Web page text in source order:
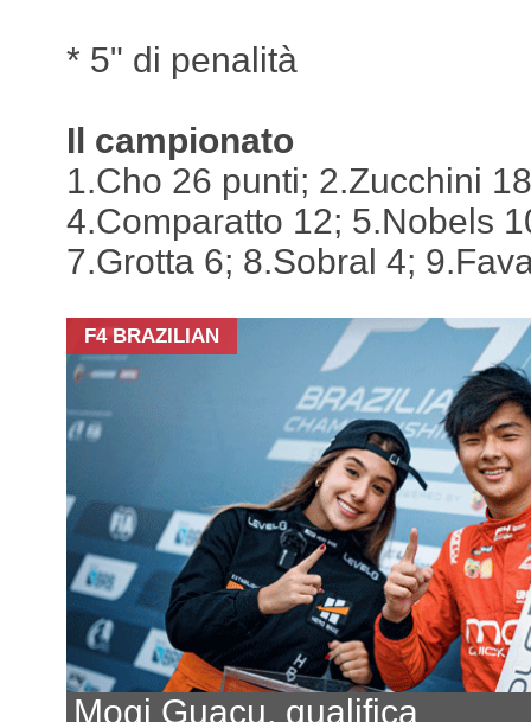
* 5" di penalità
Il campionato
1.Cho 26 punti; 2.Zucchini
4.Comparatto 12; 5.Nobels
7.Grotta 6; 8.Sobral 4;
F4 BRAZILIAN
Mogi Guaçu, qualifica